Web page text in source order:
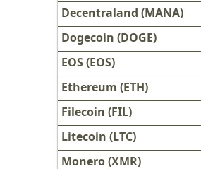
Decentraland (MANA)
Dogecoin (DOGE)
EOS (EOS)
Ethereum (ETH)
Filecoin (FIL)
Litecoin (LTC)
Monero (XMR)